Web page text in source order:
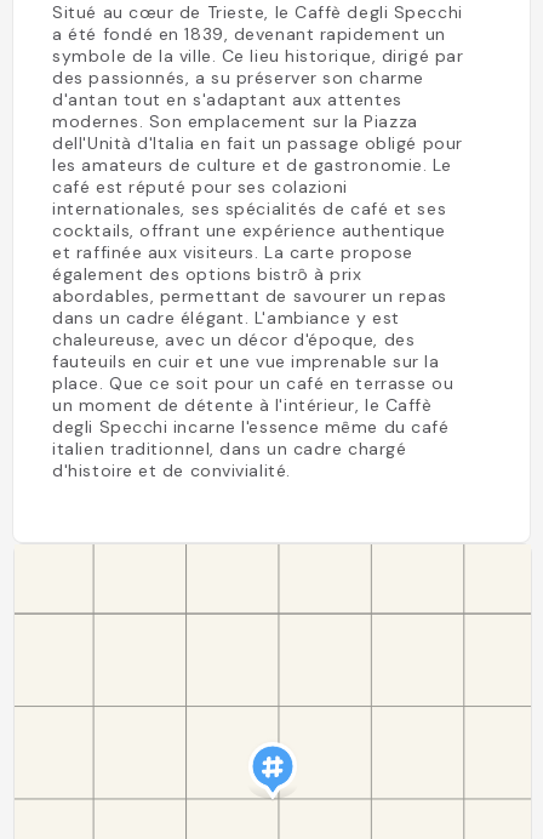
Situé au cœur de Trieste, le Caffè degli Specchi
a été fondé en 1839, devenant rapidement un
symbole de la ville. Ce lieu historique, dirigé par
des passionnés, a su préserver son charme
d'antan tout en s'adaptant aux attentes
modernes. Son emplacement sur la Piazza
dell'Unità d'Italia en fait un passage obligé pour
les amateurs de culture et de gastronomie. Le
café est réputé pour ses colazioni
internationales, ses spécialités de café et ses
cocktails, offrant une expérience authentique
et raffinée aux visiteurs. La carte propose
également des options bistrô à prix
abordables, permettant de savourer un repas
dans un cadre élégant. L'ambiance y est
chaleureuse, avec un décor d'époque, des
fauteuils en cuir et une vue imprenable sur la
place. Que ce soit pour un café en terrasse ou
un moment de détente à l'intérieur, le Caffè
degli Specchi incarne l'essence même du café
italien traditionnel, dans un cadre chargé
d'histoire et de convivialité.